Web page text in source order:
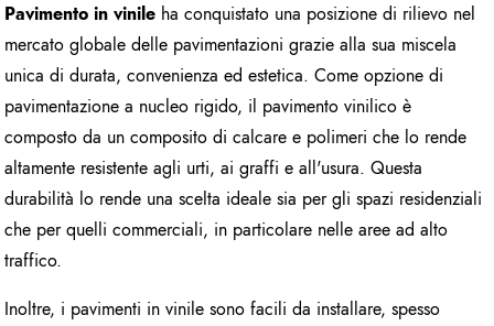
Pavimento in vinile ha conquistato una posizione di rilievo nel
mercato globale delle pavimentazioni grazie alla sua miscela
unica di durata, convenienza ed estetica. Come opzione di
pavimentazione a nucleo rigido, il pavimento vinilico è
composto da un composito di calcare e polimeri che lo rende
altamente resistente agli urti, ai graffi e all'usura. Questa
durabilità lo rende una scelta ideale sia per gli spazi residenziali
che per quelli commerciali, in particolare nelle aree ad alto
traffico.
Inoltre, i pavimenti in vinile sono facili da installare, spesso